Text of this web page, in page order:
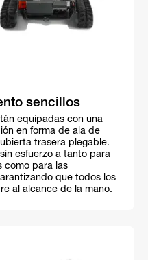
sencillos
equipadas con una
en forma de ala de
trasera plegable.
esfuerzo a tanto para
como para las
que todos los
al alcance de la mano.